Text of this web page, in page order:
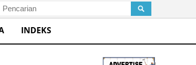
INDEKS